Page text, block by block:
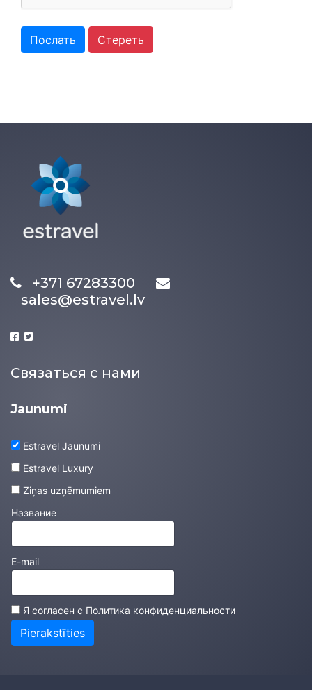
Послать Стереть
+371 67283300
sales@estravel.lv
Связаться с нами
Jaunumi
Estravel Jaunumi
Estravel Luxury
Ziņas uzņēmumiem
Название
E-mail
Я согласен с Политика конфиденциальности
Pierakstīties